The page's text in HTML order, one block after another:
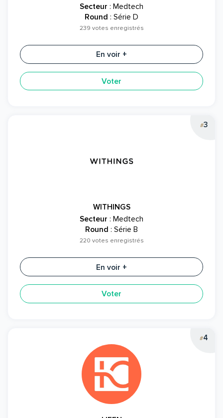
Secteur : Medtech
Round : Série D
239 votes enregistrés
En voir +
Voter
#3
WITHINGS
Secteur : Medtech
Round : Série B
220 votes enregistrés
En voir +
Voter
#4